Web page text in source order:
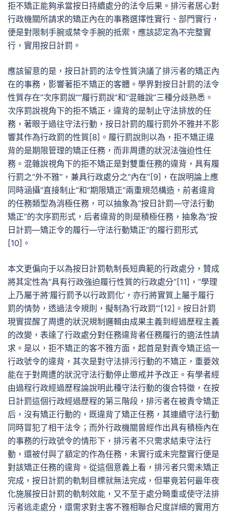
拒不矯正能夠承當按日持續處分的法令后果。排污者居心對
行政機關所請求的矯正內在的事務選擇性實行、部門實行，
便是對限制手腕或禁令手腕的抵禦，應該認定為不完整實
行，實用按日計罰。
應該留意的是，按日計罰的法令性質決議了排污者的矯正內
在的事務，影響著拒不矯正的客體。學界對按日計罰的法令
性質存在“次序罰說”“履行罰說”和“混雜說”三種分歧熟悉。
次序罰說視角下的拒不矯正，違背的是制止守法排放的任
務，著眼于過往守法行動，按日計罰的履行罰外不雅并不影
響其作為行政罰的性質[8]。履行罰說則以為，拒不矯正違
背的是期限管理的矯正任務，而非周遭的狀況法強迫性任
務。混雜說視角下的拒不矯正是對雙重任務的違背，具有履
行罰之“外不雅”，兼具行政處分之“內在”[9]，在說明論上應
同時涵攝“直接制止”和“期限矯正”兩重規范構造，前者違背
的任務類型為消極任務，可以抽象為“按日計罰—守法行動
矯正”的次序罰形式，后者違背的則是積極任務，抽象為“按
日計罰—矯正令的履行—守法行動矯正”的履行罰形式
[10]。
本文更偏向于以為按日計罰軌制長短典範的行政處分，贊成
將其定性為“具有行政強迫履行性質的行政處分”[11]，“學理
上乃屬于將‘履行罰予以行政罰化’，亦行將實質上屬于履行
罰的情勢，透過法令規則，擬制為‘行政罰’”[12]。按日計罰
現實提醒了周遭的狀況規制邏輯由成果主義到經過歷程主義
的改變，表達了行政處分對任務違背者任務履行的適法性請
求。是以，拒不矯正的客不雅方面，起首是對責令矯正這一
行政號令的違背，其次是對守法排污行動的不矯正，重要效
能在于對周遭的狀況守法行動停止懲戒并予改正。有學者經
由過程行政經過歷程論說明此種守法行動的復合特徵，在按
日計罰這個行政經過歷程的第三階段，排污者在被責令矯正
后，沒有矯正行動的，既違背了矯正任務，其連續守法行動
同時冒犯了相干法令；而外行政機關曾經作出具有積極內在
的事務的行政號令的情形下，排污者不只需求結束守法行
動，還被付與了額定的作為任務，未實行或未完整實行便是
對該矯正任務的違背。從這個意義上看，排污者只需未矯正
完成，按日計罰的軌制目標就無法完成，但畢竟若何最年夜
化施展按日計罰的軌制效能，又不至于處分畸重或使守法排
污者逃走處分，還需求對主客不雅相聯合尺度詳細的實用方